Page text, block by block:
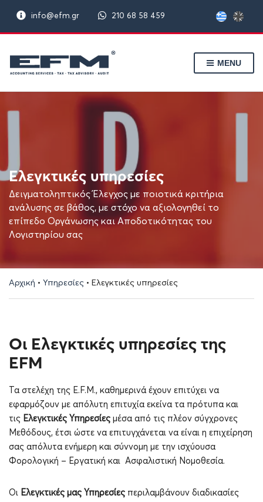
info@efm.gr 210 68 58 459
MENU
Ελεγκτικές υπηρεσίες
Δειγματοληπτικός Έλεγχος με ποιοτικά κριτήρια
ανάλυσης σε βάθος, με στόχο να αξιολογηθεί το
επίπεδο Οργάνωσης και Αποδοτικότητας του
Λογιστηρίου σας
Αρχική • Υπηρεσίες • Ελεγκτικές υπηρεσίες
Οι Ελεγκτικές υπηρεσίες της
EFM
Τα στελέχη της E.F.M., καθημερινά έχουν επιτύχει να
εφαρμόζουν με απόλυτη επιτυχία εκείνα τα πρότυπα και
τις Ελεγκτικές Υπηρεσίες μέσα από τις πλέον σύγχρονες
Μεθόδους, έτσι ώστε να επιτυγχάνεται να είναι η επιχείρηση
σας απόλυτα ενήμερη και σύννομη με την ισχύουσα
Φορολογική – Εργατική και Ασφαλιστική Νομοθεσία.
Οι Ελεγκτικές μας Υπηρεσίες περιλαμβάνουν διαδικασίες